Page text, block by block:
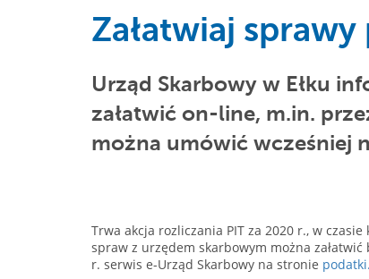
Załatwiaj
Urząd Skarbowy w Ełku
załatwić on-line, m.in.
można umówić wcześniej
Trwa akcja rozliczania PIT za 2020 r., w
spraw z urzędem skarbowym można
r. serwis e-Urząd Skarbowy na stronie